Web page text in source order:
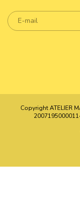
Copyright ATELIER